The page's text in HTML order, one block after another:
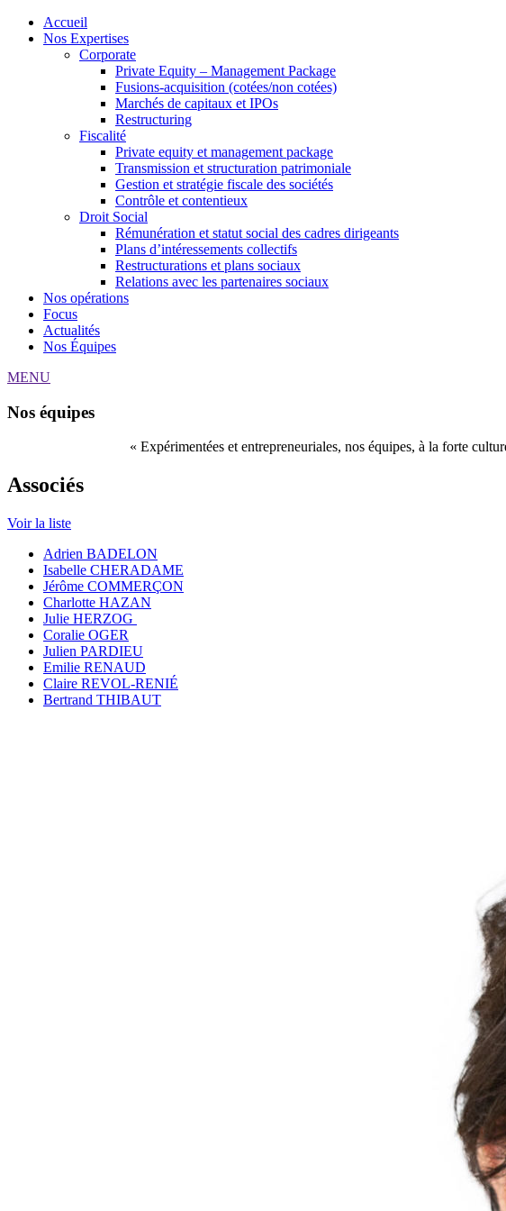
Accueil
Nos Expertises
Corporate
Private Equity – Management Package
Fusions-acquisition (cotées/non cotées)
Marchés de capitaux et IPOs
Restructuring
Fiscalité
Private equity et management package
Transmission et structuration patrimoniale
Gestion et stratégie fiscale des sociétés
Contrôle et contentieux
Droit Social
Rémunération et statut social des cadres dirigeants
Plans d’intéressements collectifs
Restructurations et plans sociaux
Relations avec les partenaires sociaux
Nos opérations
Focus
Actualités
Nos Équipes
MENU
Nos équipes
« Expérimentées et entrepreneuriales, nos équipes, à la forte
Associés
Voir la liste
Adrien BADELON
Isabelle CHERADAME
Jérôme COMMERÇON
Charlotte HAZAN
Julie HERZOG
Coralie OGER
Julien PARDIEU
Emilie RENAUD
Claire REVOL-RENIÉ
Bertrand THIBAUT